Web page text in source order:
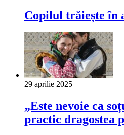
Copilul trăiește în
29 aprilie 2025
„Este nevoie ca
practic dragostea